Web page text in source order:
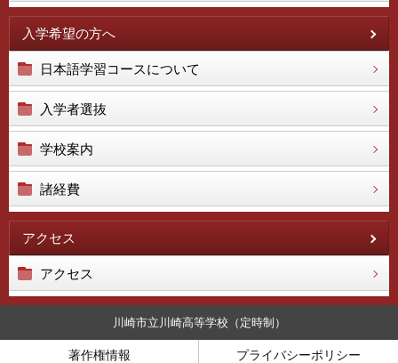
入学希望の方へ
日本語学習コースについて
入学者選抜
学校案内
諸経費
アクセス
アクセス
川崎市立川崎高等学校（定時制）
著作権情報 プライバシーポリシー